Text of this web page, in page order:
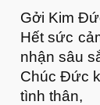
Gởi Kim
Hết sức
nhận sâu
Chúc Đức
tình thân,